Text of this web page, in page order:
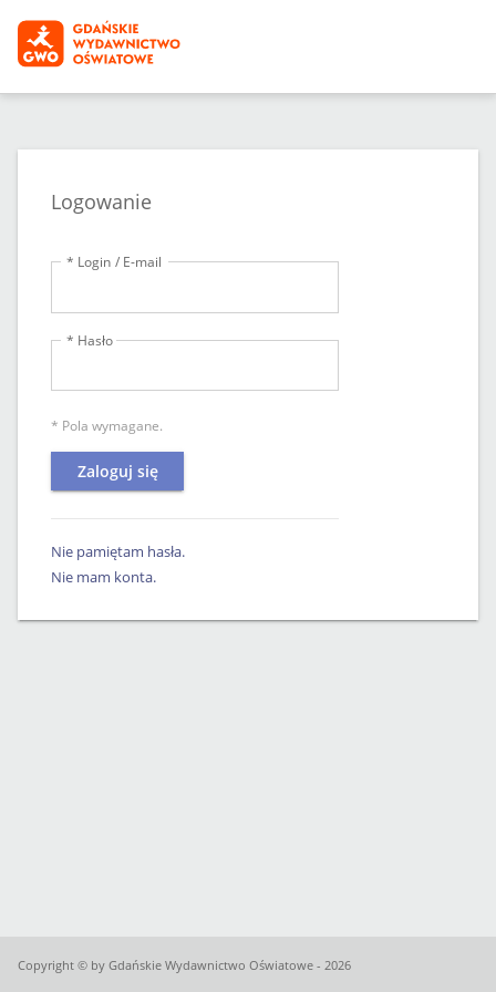
Logowanie
* Login / E-mail
* Hasło
* Pola wymagane.
Zaloguj się
Nie pamiętam hasła.
Nie mam konta.
Copyright © by Gdańskie Wydawnictwo Oświatowe - 2026